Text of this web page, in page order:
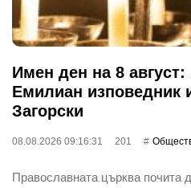
Имен ден на 8
Емилиан изповедник
Загорски
08.08.2026 09:16:31 201
Православната църква почита